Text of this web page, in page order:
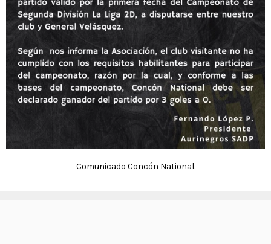
Comunicado Concón National.